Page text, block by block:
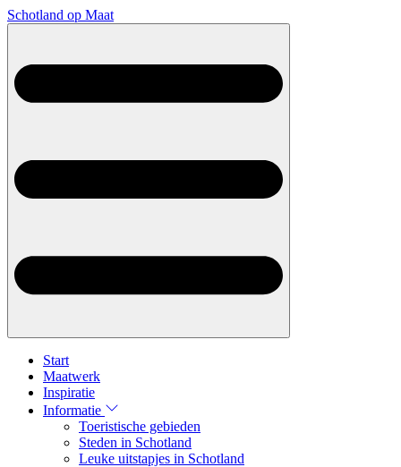
Schotland op Maat
Start
Maatwerk
Inspiratie
Informatie
Toeristische gebieden
Steden in Schotland
Leuke uitstapjes in Schotland